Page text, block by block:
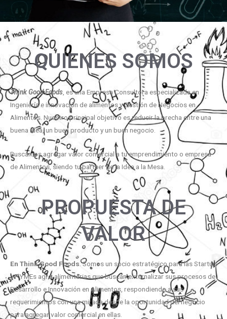
QUIENES SOMOS
Think Good Foods , es una Empresa Consultora especializada en
Ingeniería e innovación de alimentos y Gestión de Negocios en
Alimentos. Nuestro principal objetivo es reducir la brecha entre una
buena idea, un buen producto y un buen negocio.
Buscamos agregar valor comercial a tu emprendimiento o empresa
de Alimentos, siendo tu partner de la Idea a la Mesa.
PROPUESTA DE
VALOR
En ThinkGood Foods. Somos un socio estratégico para las Startup
y PYMEs agro-alimentarias que buscan externalizar sus procesos de
Desarrollo e Innovación en Alimentos, respondiendo a sus
requerimientos con una mirada desde la oportunidad del negocio
para agregar valor comercial en ellas.